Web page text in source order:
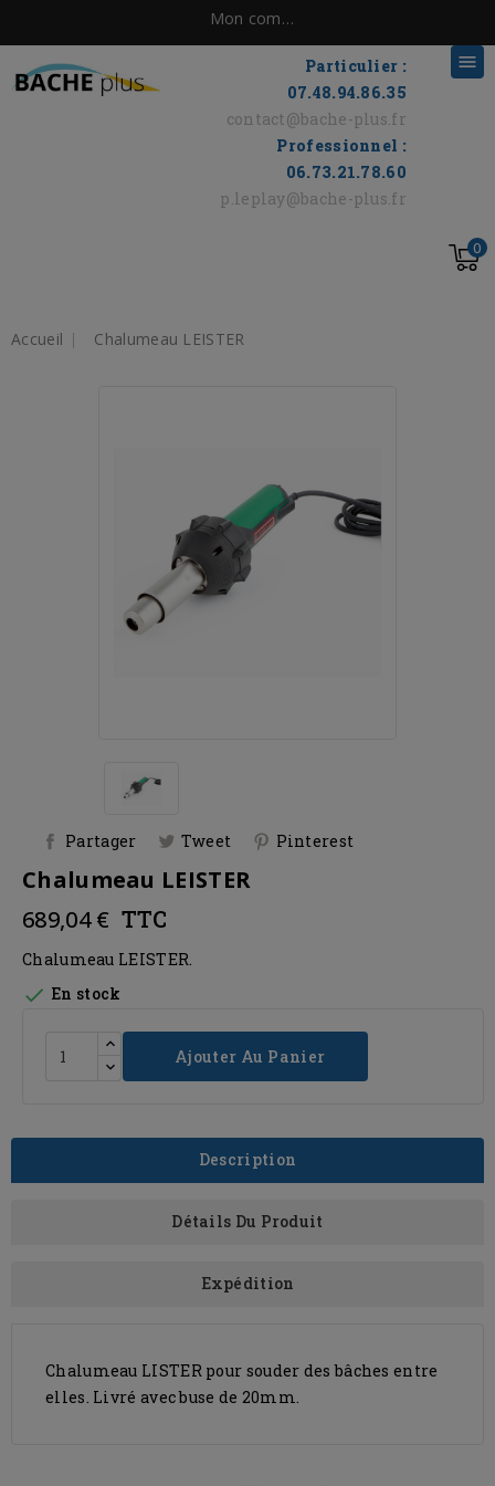
Mon compte
Particulier :
07.48.94.86.35
contact@bache-plus.fr
Professionnel :
06.73.21.78.60
p.leplay@bache-plus.fr

0
Accueil Chalumeau LEISTER
Partager Tweet Pinterest
Chalumeau LEISTER
689,04 € TTC
Chalumeau LEISTER.
 En stock
Ajouter Au Panier
Description
Détails Du Produit
Expédition
Chalumeau LISTER pour souder des bâches entre
elles. Livré avec buse de 20mm.